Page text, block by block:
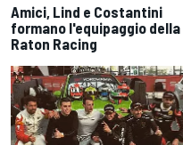
Amici, Lind e Costantini
formano l'equipaggio della
Raton Racing